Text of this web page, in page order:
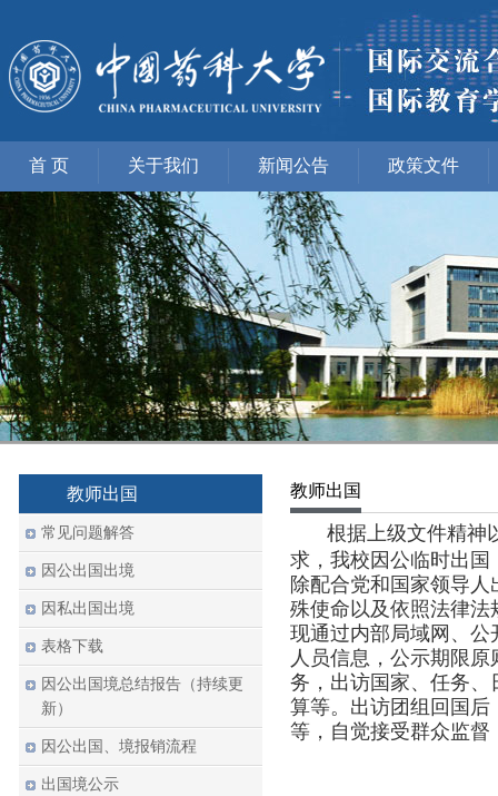
首 页 关于我们 新闻公告 政策文件
教师出国
常见问题解答
因公出国出境
因私出国出境
表格下载
因公出国境总结报告（持续更
新）
因公出国、境报销流程
出国境公示
教师出国
根据上级文件精神
求，我校因公临时出
除配合党和国家领导
殊使命以及依照法律
现通过内部局域网、
人员信息，公示期限
务，出访国家、任务
算等。出访团组回国
等，自觉接受群众监督